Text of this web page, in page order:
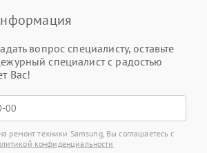
вопрос специалисту, оставьте
специалист с радостью
Вас!
ремонт техники Samsung, Вы соглашаетесь с
конфиденциальности